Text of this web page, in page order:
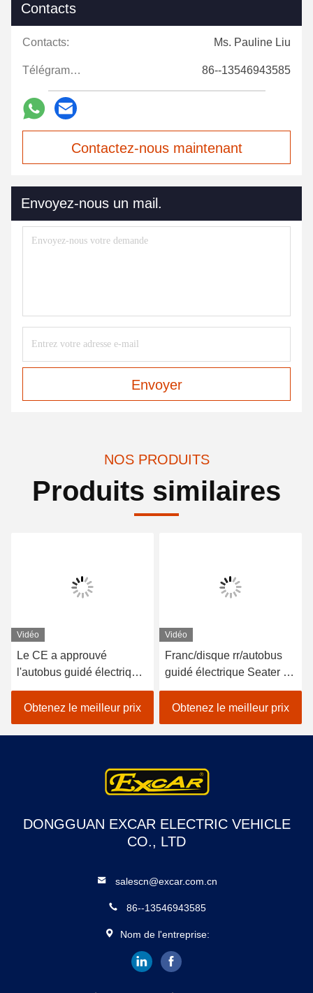
Contacts
Contacts: Ms. Pauline Liu
Télégramme: 86--13546943585
Contactez-nous maintenant
Envoyez-nous un mail.
Envoyer
NOS PRODUITS
Produits similaires
Vidéo
Le CE a approuvé
l'autobus guidé électrique
dans le parc
d'attractions/voiture
électrique de navette
Obtenez le meilleur prix
Vidéo
Franc/disque rr/autobus
guidé électrique Seater du
tambour 14 avec la chaise
de sofa
Obtenez le meilleur prix
DONGGUAN EXCAR ELECTRIC VEHICLE
CO., LTD
salescn@excar.com.cn
86--13546943585
Nom de l'entreprise: